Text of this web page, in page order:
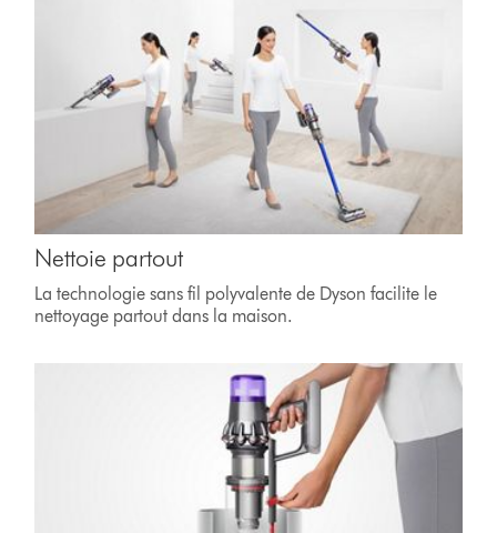
Nettoie partout
La technologie sans fil polyvalente de Dyson facilite le
nettoyage partout dans la maison.